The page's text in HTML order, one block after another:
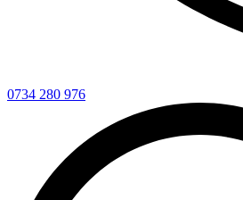
0734 280 976